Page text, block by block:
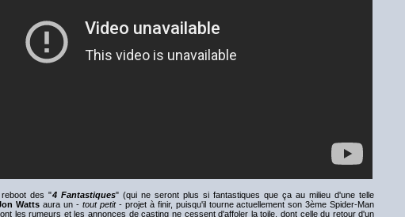
des "4 Fantastiques" (qui ne seront plus si fantastiques que ça au milieu d'une telle
Wattsaura un - tout petit- projet à finir, puisqu'il tourne actuellement son 3ème Spider-Man
les rumeurs et les annonces de casting ne cessent d'affoler la toile, dont celle du retour d'un